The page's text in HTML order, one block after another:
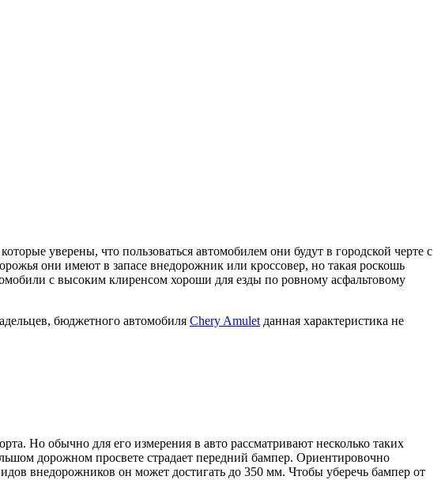
уверены, что пользоваться автомобилем они будут в городской черте с
они имеют в запасе внедорожник или кроссовер, но такая роскошь
с высоким клиренсом хороши для езды по ровному асфальтовому
бюджетного автомобиля Chery Amuletданная характеристика не
Но обычно для его измерения в авто рассматривают несколько таких
дорожном просвете страдает передний бампер. Ориентировочно
внедорожников он может достигать до 350 мм. Чтобы уберечь бампер от